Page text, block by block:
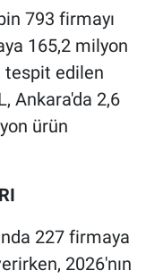
793 firmayı
165,2 milyon
tespit edilen
Ankara'da 2,6
ürün
227 firmaya
2026'nın